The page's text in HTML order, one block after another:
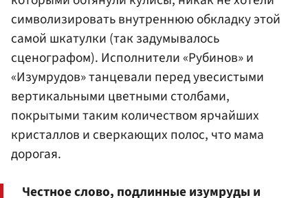
символизировать внутреннюю обкладку этой
самой шкатулки (так задумывалось
сценографом). Исполнители «Рубинов» и
«Изумрудов» танцевали перед увесистыми
вертикальными цветными столбами,
покрытыми таким количеством ярчайших
кристаллов и сверкающих полос, что мама
дорогая.
Честное слово, подлинные изумруды и